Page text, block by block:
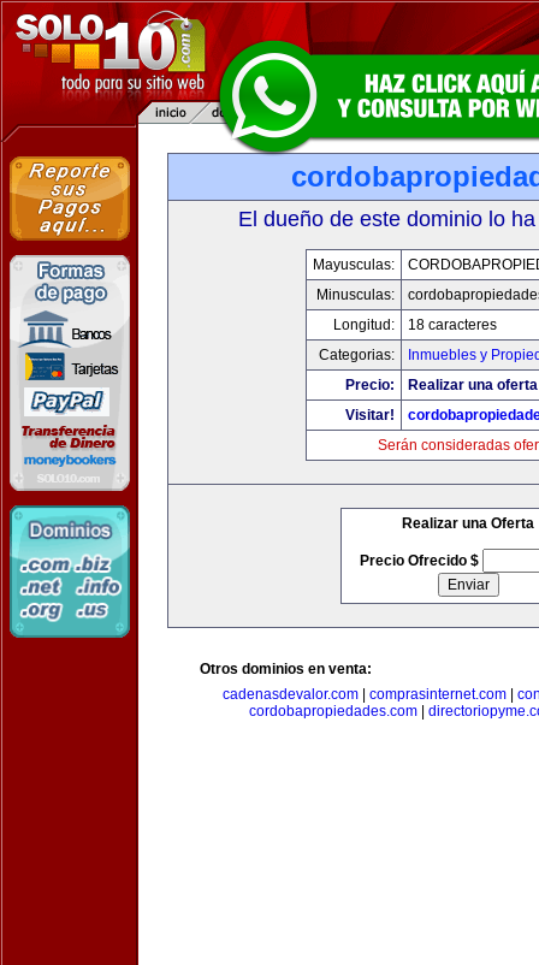
El dueño de este dominio lo
Mayusculas:
Minusculas:
Longitud:
18 caracteres
Categorias:
Inmuebles y
Precio:
Realizar una
Visitar!
Serán consideradas
Realizar una Oferta
Precio Ofrecido $
Otros dominios en venta:
cadenasdevalor.com
comprasinternet.com
cordobapropiedades.com|